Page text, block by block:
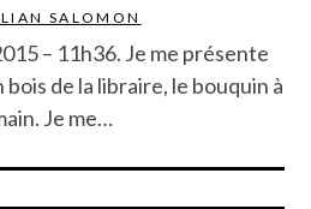
SALOMON
– 11h36. Je me présente
de la libraire, le bouquin à
Je me…